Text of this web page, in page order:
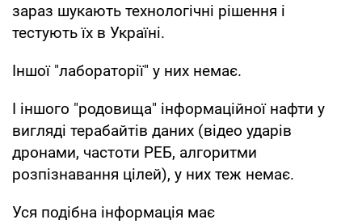
зараз шукають технологічні рішення і
тестують їх в Україні.
Іншої "лабораторії" у них немає.
І іншого "родовища" інформаційної нафти у
вигляді терабайтів даних (відео ударів
дронами, частоти РЕБ, алгоритми
розпізнавання цілей), у них теж немає.
Уся подібна інформація має